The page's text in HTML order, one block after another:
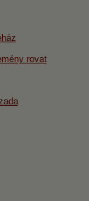
rovat